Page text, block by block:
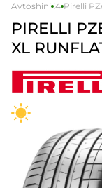
Avtoshini
PZero PZ4 Pirelli
PIRELLI
XL